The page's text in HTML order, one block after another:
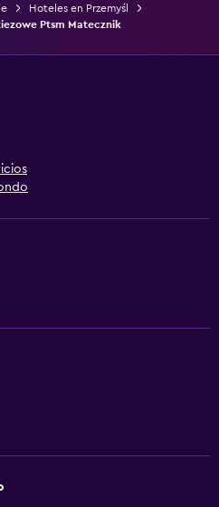
Hoteles en Przemyśl
Ptsm Matecznik